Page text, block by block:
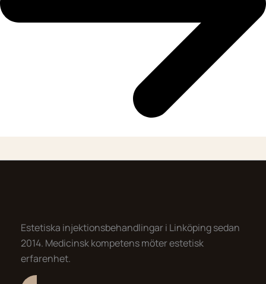
Estetiska injektionsbehandlingar i Linköping sedan
2014. Medicinsk kompetens möter estetisk
erfarenhet.